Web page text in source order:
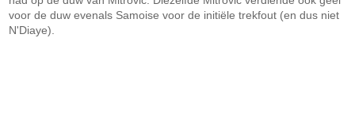
voor de duw evenals Samoise voor de initiële trekfout (en dus niet
N'Diaye).